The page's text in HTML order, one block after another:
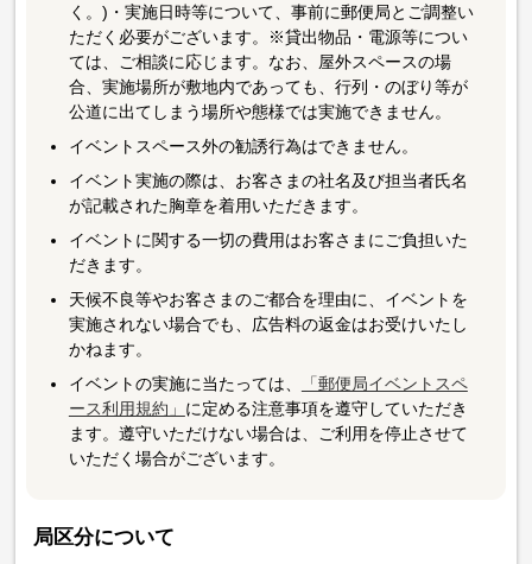
く。)・実施日時等について、事前に郵便局とご調整い
ただく必要がございます。※貸出物品・電源等につい
ては、ご相談に応じます。なお、屋外スペースの場
合、実施場所が敷地内であっても、行列・のぼり等が
公道に出てしまう場所や態様では実施できません。
イベントスペース外の勧誘行為はできません。
イベント実施の際は、お客さまの社名及び担当者氏名
が記載された胸章を着用いただきます。
イベントに関する一切の費用はお客さまにご負担いた
だきます。
天候不良等やお客さまのご都合を理由に、イベントを
実施されない場合でも、広告料の返金はお受けいたし
かねます。
イベントの実施に当たっては、
「郵便局イベントスペ
ース利用規約」 に定める注意事項を遵守していただき
ます。遵守いただけない場合は、ご利用を停止させて
いただく場合がございます。
局区分について